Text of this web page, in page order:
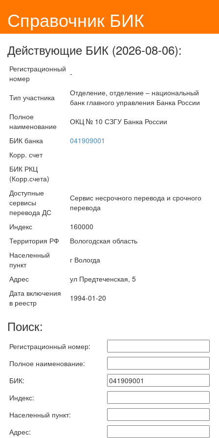
Справочник БИК
Действующие БИК (2026-08-06):
Регистрационный
номер
-
Тип участника
Отделение, отделение – национальный
банк главного управления Банка России
Полное
наименование
ОКЦ № 10 СЗГУ Банка России
БИК банка
041909001
Корр. счет
БИК РКЦ
(Корр.счета)
Доступные
сервисы
перевода ДС
Сервис несрочного перевода и срочного
перевода
Индекс
160000
Территория РФ
Вологодская область
Населенный
пункт
г Вологда
Адрес
ул Предтеченская, 5
Дата включения
в реестр
1994-01-20
Поиск:
Регистрационный номер:
Полное наименование:
БИК:
Индекс:
Населенный пункт:
Адрес: